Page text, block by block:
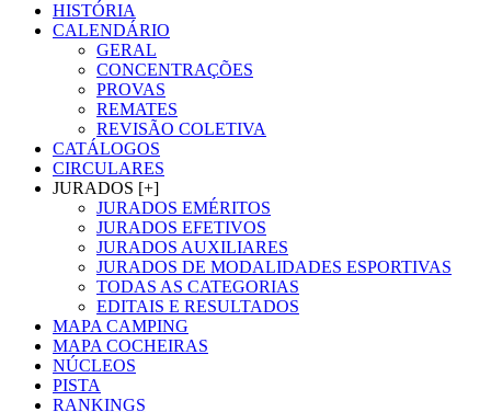
HISTÓRIA
CALENDÁRIO
GERAL
CONCENTRAÇÕES
PROVAS
REMATES
REVISÃO COLETIVA
CATÁLOGOS
CIRCULARES
JURADOS [+]
JURADOS EMÉRITOS
JURADOS EFETIVOS
JURADOS AUXILIARES
JURADOS DE MODALIDADES ESPORTIVAS
TODAS AS CATEGORIAS
EDITAIS E RESULTADOS
MAPA CAMPING
MAPA COCHEIRAS
NÚCLEOS
PISTA
RANKINGS